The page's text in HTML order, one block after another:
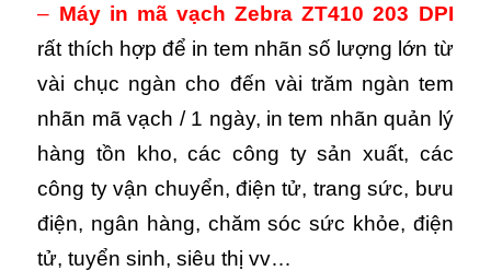
– Máy in mã vạch Zebra ZT410 203 DPI
rất thích hợp để in tem nhãn số lượng lớn từ
vài chục ngàn cho đến vài trăm ngàn tem
nhãn mã vạch / 1 ngày, in tem nhãn quản lý
hàng tồn kho, các công ty sản xuất, các
công ty vận chuyển, điện tử, trang sức, bưu
điện, ngân hàng, chăm sóc sức khỏe, điện
tử, tuyển sinh, siêu thị vv…